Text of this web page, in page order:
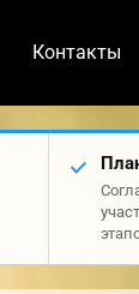
Контакты